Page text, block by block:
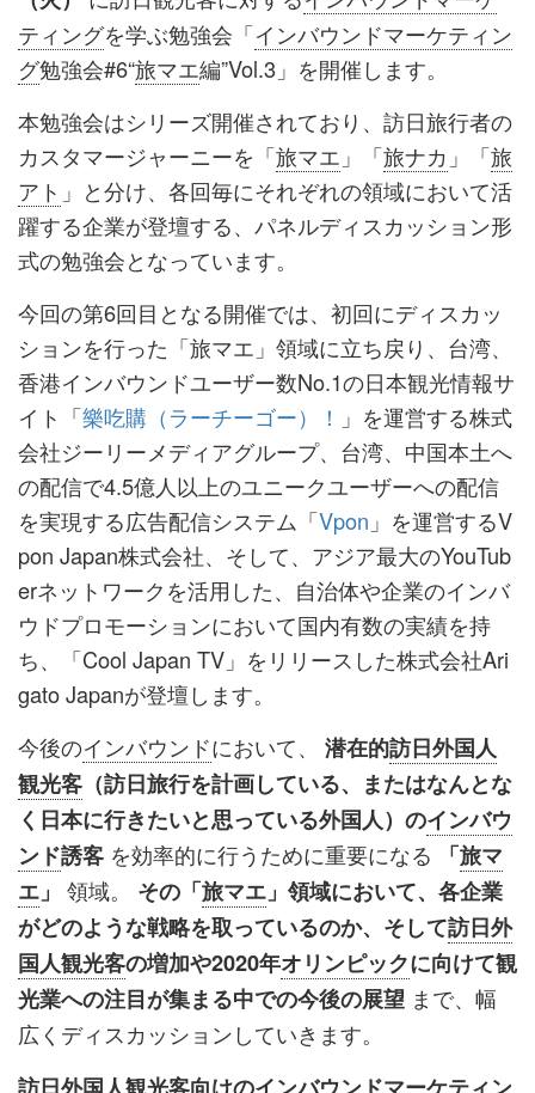
ティングを学ぶ勉強会「インバウンドマーケティン
グ勉強会#6“旅マエ編”Vol.3」を開催します。
本勉強会はシリーズ開催されており、訪日旅行者の
カスタマージャーニーを「旅マエ 」「旅ナカ 」「旅
アト 」と分け、各回毎にそれぞれの領域において活
躍する企業が登壇する、パネルディスカッション形
式の勉強会となっています。
今回の第6回目となる開催では、初回にディスカッ
ションを行った「旅マエ」領域に立ち戻り、台湾、
香港インバウンドユーザー数No.1の日本観光情報サ
イト「樂吃購（ラーチーゴー）！ 」を運営する株式
会社ジーリーメディアグループ、台湾、中国本土へ
の配信で4.5億人以上のユニークユーザーへの配信
を実現する広告配信システム「Vpon 」を運営するV
pon Japan株式会社、そして、アジア最大のYouTub
erネットワークを活用した、自治体や企業のインバ
ウドプロモーションにおいて国内有数の実績を持
ち、「Cool Japan TV」をリリースした株式会社Ari
gato Japanが登壇します。
今後のインバウンドにおいて、 潜在的訪日外国人
観光客 （訪日旅行を計画している、またはなんとな
く日本に行きたいと思っている外国人）のインバウ
ンド誘客 を効率的に行うために重要になる 「旅マ
エ」 領域。 その「旅マエ」領域において、各企業
がどのような戦略を取っているのか、そして訪日外
国人観光客の増加や2020年オリンピックに向けて観
光業への注目が集まる中での今後の展望 まで、幅
広くディスカッションしていきます。